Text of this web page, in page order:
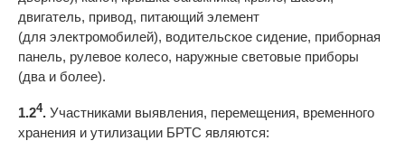
двигатель, привод, питающий элемент
(для электромобилей), водительское сидение, приборная
панель, рулевое колесо, наружные световые приборы
(два и более).
1.24. Участниками выявления, перемещения, временного
хранения и утилизации БРТС являются: